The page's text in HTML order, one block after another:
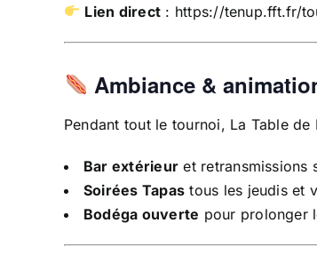
Lien direct : https://tenup.fft.fr/
Ambiance &
Pendant tout le tournoi, La Table
Bar extérieur et retransmissions
Soirées Tapas tous les jeudis et
Bodéga ouverte pour prolonger